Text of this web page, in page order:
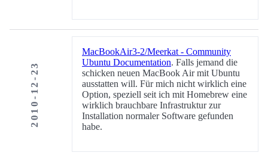
2010-12-23
MacBookAir3-2/Meerkat - Community
Ubuntu Documentation. Falls jemand die
schicken neuen MacBook Air mit Ubuntu
ausstatten will. Für mich nicht wirklich eine
Option, speziell seit ich mit Homebrew eine
wirklich brauchbare Infrastruktur zur
Installation normaler Software gefunden
habe.